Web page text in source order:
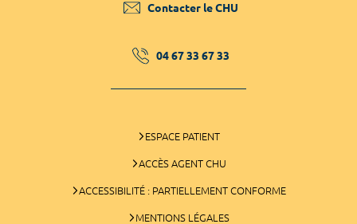
Contacter le CHU
04 67 33 67 33
ESPACE PATIENT
ACCÈS AGENT CHU
ACCESSIBILITÉ : PARTIELLEMENT CONFORME
MENTIONS LÉGALES